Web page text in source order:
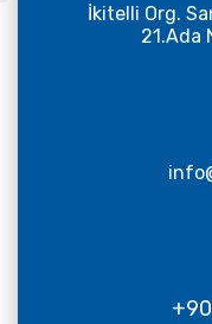
İkitelli Org.
21.Ada